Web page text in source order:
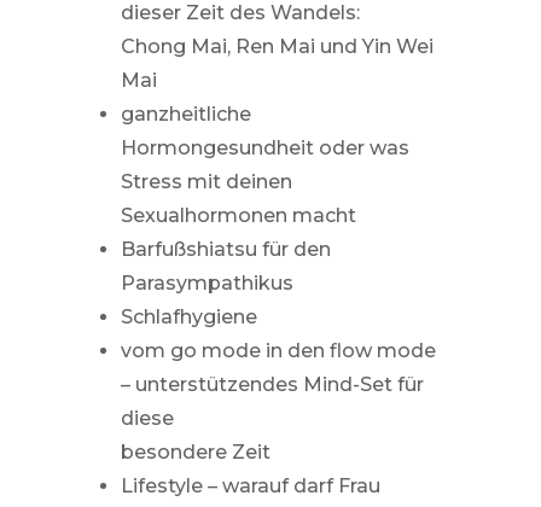
dieser Zeit des Wandels:
Chong Mai, Ren Mai und Yin Wei
Mai
ganzheitliche
Hormongesundheit oder was
Stress mit deinen
Sexualhormonen macht
Barfußshiatsu für den
Parasympathikus
Schlafhygiene
vom go mode in den flow mode
– unterstützendes Mind-Set für
diese
besondere Zeit
Lifestyle – warauf darf Frau